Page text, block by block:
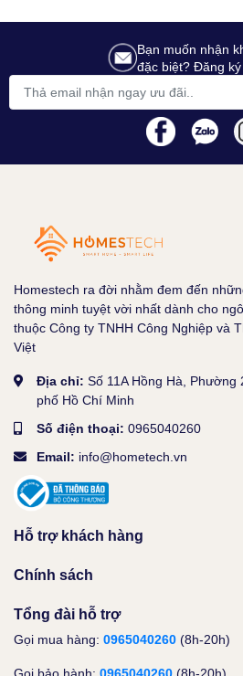
Bạn muốn nhận
đặc biệt? Đăng ký
Homestech ra đời nhằm đem đến
thông minh tuyệt vời nhất dành cho
thuộc Công ty TNHH Công Nghiệp và
Việt
Địa chỉ: Số 11A Hồng Hà,
phố Hồ Chí Minh
Số điện thoại: 0965040260
Email: info@hometech.vn
Hỗ trợ khách hàng
Chính sách
Tổng đài hỗ trợ
Gọi mua hàng: 0965040260 (8h-20h)
Gọi bảo hành: 0965040260 (8h-20h)